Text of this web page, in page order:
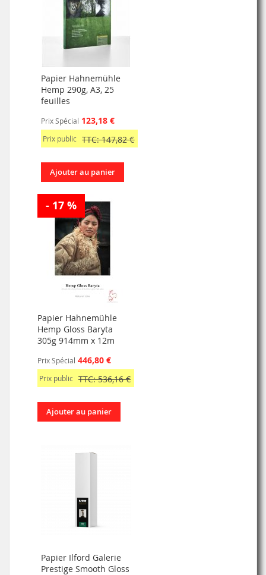
Papier Hahnemühle
Hemp 290g, A3, 25
feuilles
Prix Spécial 123,18 €
Prix public TTC: 147,82 €
Ajouter au panier
- 17 %
Papier Hahnemühle
Hemp Gloss Baryta
305g 914mm x 12m
Prix Spécial 446,80 €
Prix public TTC: 536,16 €
Ajouter au panier
Papier Ilford Galerie
Prestige Smooth Gloss